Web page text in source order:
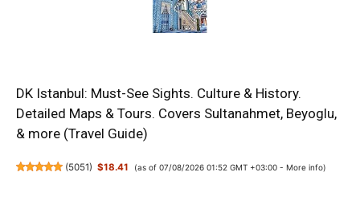
DK Istanbul: Must-See Sights. Culture & History.
Detailed Maps & Tours. Covers Sultanahmet, Beyoglu,
& more (Travel Guide)
(5051) $18.41 (as of 07/08/2026 01:52 GMT +03:00 - More info)